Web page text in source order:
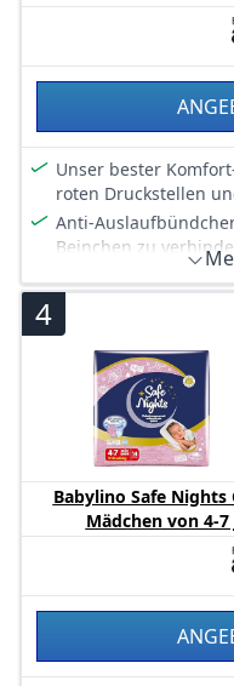
Unser bester
roten Druckstellen
Anti-
Beinchen zu
Stop und Schutz
zu verhindern
360° ultra weiches
Bewegungen deines
Mit einem super
sofort absorbiert
Einfaches
zum Ausziehen die
einrollen und dank
Skin Health Alliance
Kontakt mit
Mit Pampers
4
Babylino Safe
Mädchen von 4-